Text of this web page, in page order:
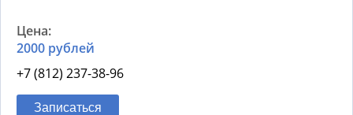
2000 рублей
+7 (812) 237-38-96
Записаться